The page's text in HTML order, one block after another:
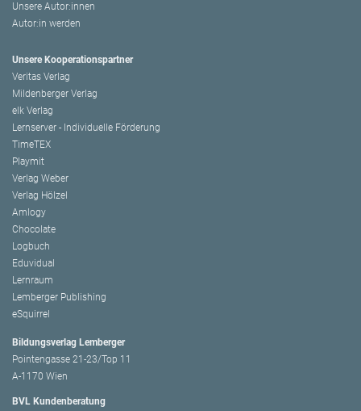
Unsere Autor:innen
Autor:in werden
Unsere Kooperationspartner
Veritas Verlag
Mildenberger Verlag
elk Verlag
Lernserver - Individuelle Förderung
TimeTEX
Playmit
Verlag Weber
Verlag Hölzel
Amlogy
Chocolate
Logbuch
Eduvidual
Lernraum
Lemberger Publishing
eSquirrel
Bildungsverlag Lemberger
Pointengasse 21-23/Top 11
A-1170 Wien
BVL Kundenberatung